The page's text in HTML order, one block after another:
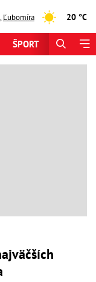
,Ľubomíra 20 °C
ŠPORT